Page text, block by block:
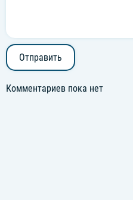
Отправить
Комментариев пока нет